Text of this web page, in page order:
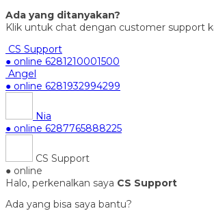
Ada yang ditanyakan?
Klik untuk chat dengan customer support
CS Support
● online 6281210001500
Angel
● online 6281932994299
Nia
● online 6287765888225
CS Support
● online
Halo, perkenalkan saya CS Support
Ada yang bisa saya bantu?